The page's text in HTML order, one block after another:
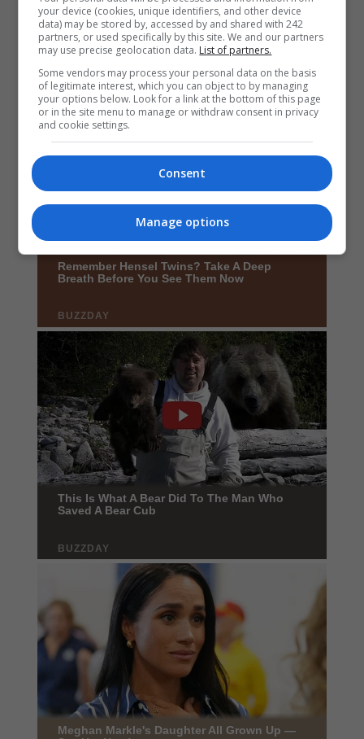
your device (cookies, unique identifiers, and other device
data) may be stored by, accessed by and shared with 242
partners, or used specifically by this site. We and our partners
may use precise geolocation data. List of partners.
Some vendors may process your personal data on the basis
of legitimate interest, which you can object to by managing
your options below. Look for a link at the bottom of this page
or in the site menu to manage or withdraw consent in privacy
and cookie settings.
Consent
Manage options